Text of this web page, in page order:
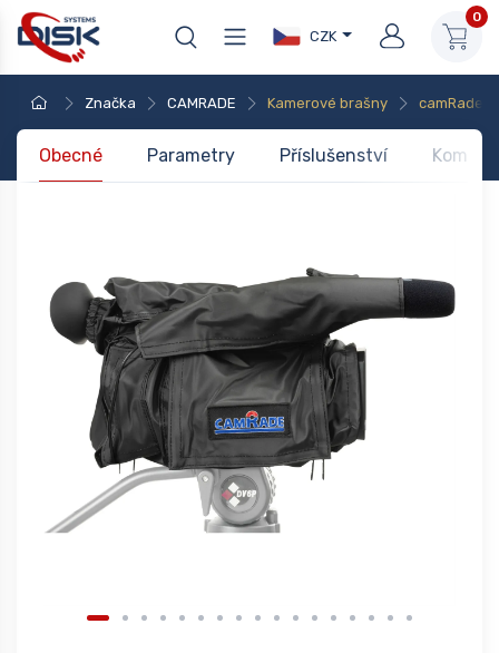
CZK
0
Značka CAMRADE Kamerové brašny camRade
Obecné Parametry Příslušenství